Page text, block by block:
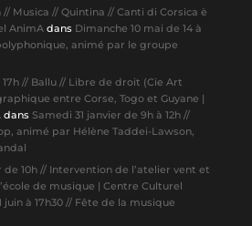
// Musica // Quintina // Canti di Corsica è
AnimAdans Dimanche 10 mai de 14 à
animé par le groupe
// Ballu // Libre de droit (Cie Art
entre Corse, Togo et Guyane |
dans Samedi 31 janvier de 9h à 12h //
animé par Hélène Taddei-Lawson,
de 10h // Intervention de l’atelier vent et
de musique | Centre Culturel
juin à 17h30 // Fête de la musique